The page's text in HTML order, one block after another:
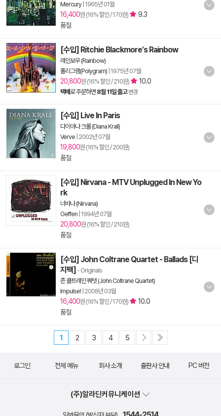
Mercury| 1965년 01월
16,400원 (16% 할인 / 170원)
9.3
품절
[수입] Ritchie Blackmore's Rainbow
레인보우 (Rainbow)
폴리그램(Polygram) 1975년 07월
20,800원 (16% 할인 / 210원) 10.0
택배로 주문하면 8월 11일 출고 변경
[수입] Live In Paris
다이아나 크롤 (Diana Krall)
Verve 2002년 07월
19,800원 (16% 할인 / 200원)
품절
[수입] Nirvana - MTV Unplugged In New Yo
rk
너바나 (Nirvana)
Geffen 1994년 07월
20,800원 (16% 할인 / 210원)
품절
[수입] John Coltrane Quartet - Ballads [디
지팩] - Originals
존 콜트레인 쿼텟 (John Coltrane Quartet)
Impulse!| 2008년 03월
16,400원 (16% 할인 / 170원)
10.0
품절
1 2 3 4 5
로그인 전체 메뉴 회사 소개 출판사 안내 PC 버전
(주)알라딘커뮤니케이션